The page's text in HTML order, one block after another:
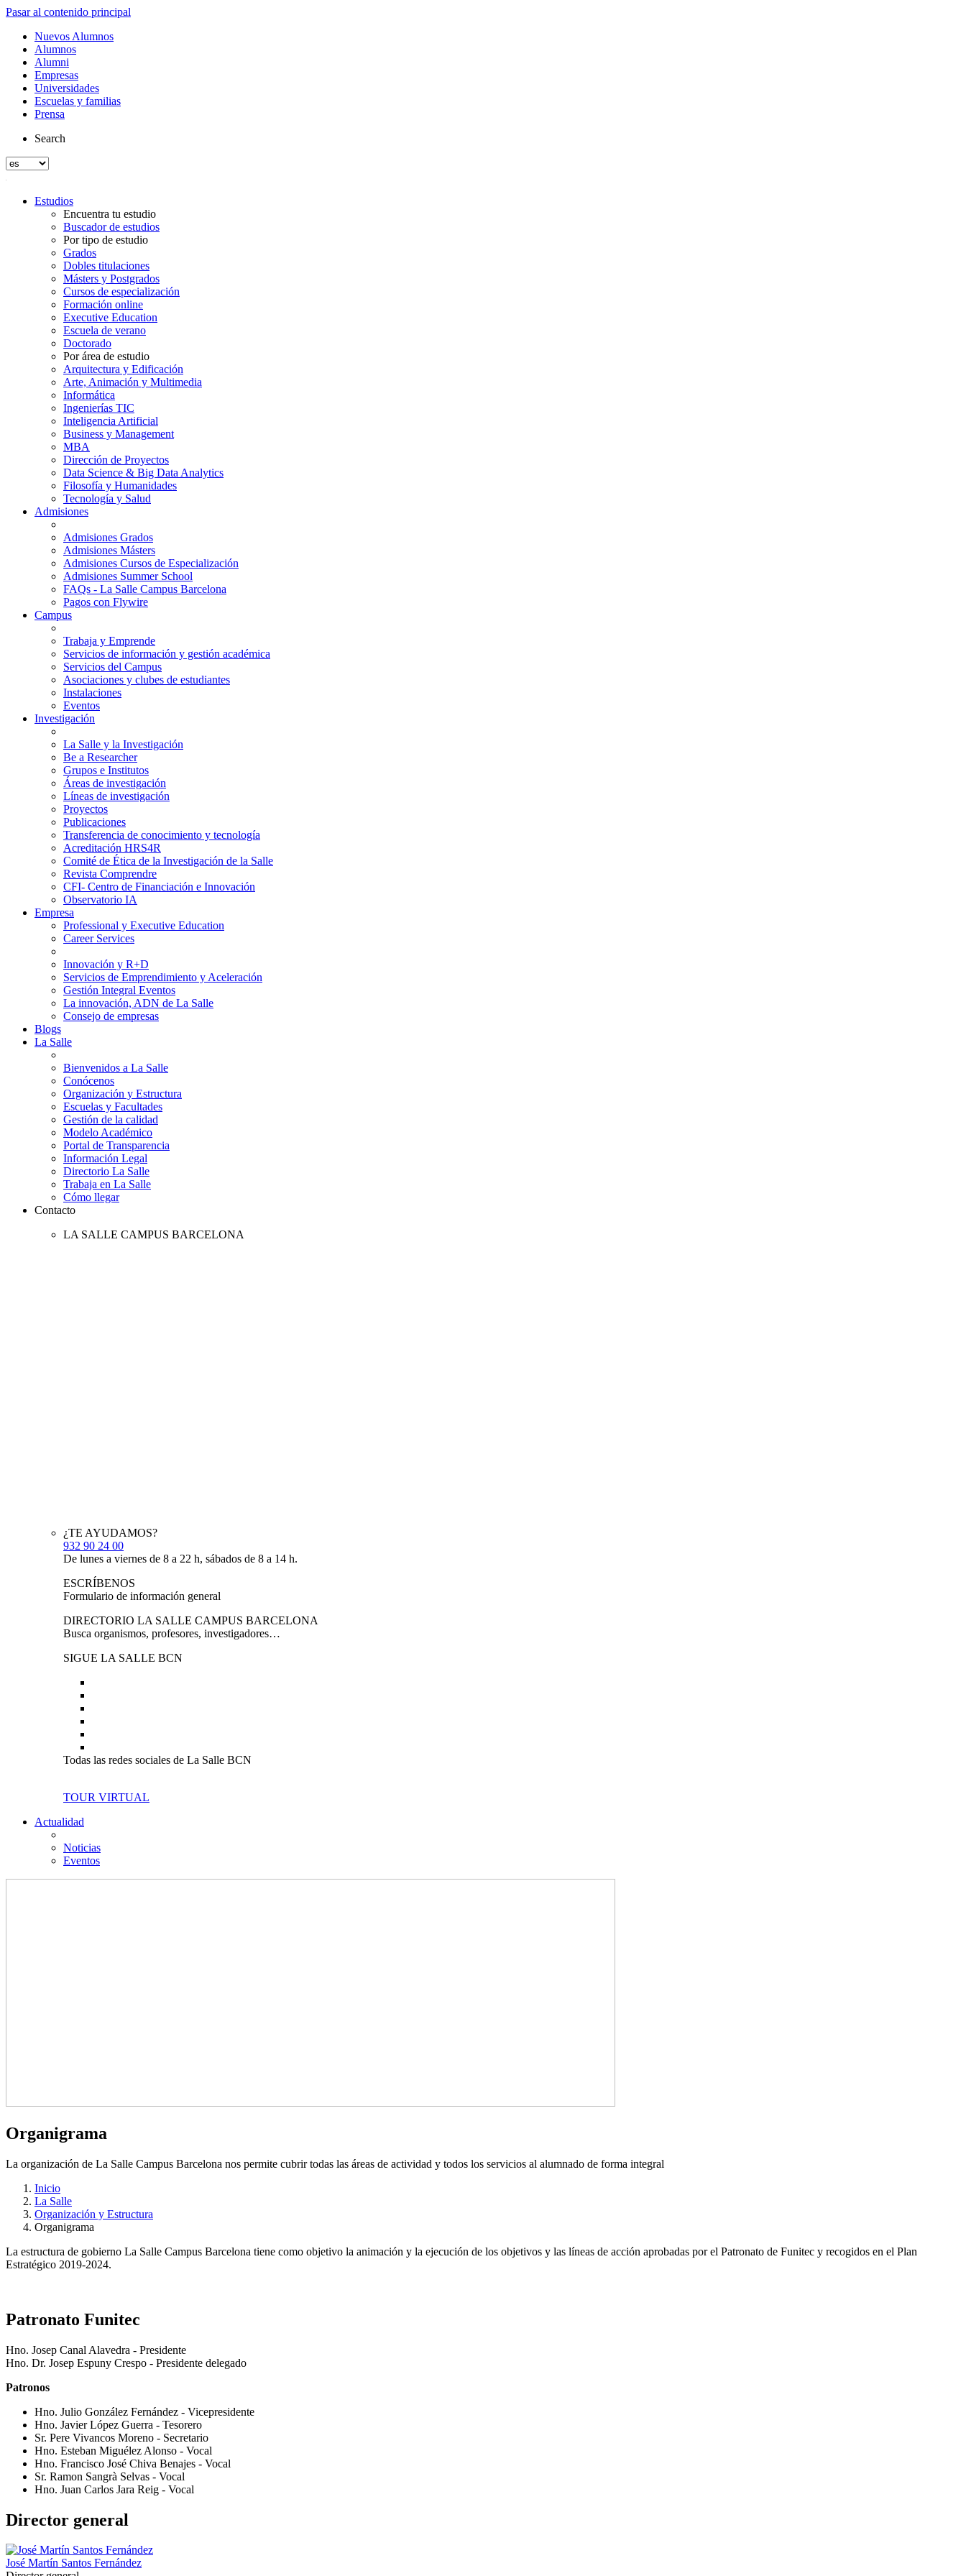
Pasar al contenido principal
Nuevos Alumnos
Alumnos
Alumni
Empresas
Universidades
Escuelas y familias
Prensa
Search
Estudios
Encuentra tu estudio
Buscador de estudios
Por tipo de estudio
Grados
Dobles titulaciones
Másters y Postgrados
Cursos de especialización
Formación online
Executive Education
Escuela de verano
Doctorado
Por área de estudio
Arquitectura y Edificación
Arte, Animación y Multimedia
Informática
Ingenierías TIC
Inteligencia Artificial
Business y Management
MBA
Dirección de Proyectos
Data Science & Big Data Analytics
Filosofía y Humanidades
Tecnología y Salud
Admisiones
Admisiones Grados
Admisiones Másters
Admisiones Cursos de Especialización
Admisiones Summer School
FAQs - La Salle Campus Barcelona
Pagos con Flywire
Campus
Trabaja y Emprende
Servicios de información y gestión académica
Servicios del Campus
Asociaciones y clubes de estudiantes
Instalaciones
Eventos
Investigación
La Salle y la Investigación
Be a Researcher
Grupos e Institutos
Áreas de investigación
Líneas de investigación
Proyectos
Publicaciones
Transferencia de conocimiento y tecnología
Acreditación HRS4R
Comité de Ética de la Investigación de la Salle
Revista Comprendre
CFI- Centro de Financiación e Innovación
Observatorio IA
Empresa
Professional y Executive Education
Career Services
Innovación y R+D
Servicios de Emprendimiento y Aceleración
Gestión Integral Eventos
La innovación, ADN de La Salle
Consejo de empresas
Blogs
La Salle
Bienvenidos a La Salle
Conócenos
Organización y Estructura
Escuelas y Facultades
Gestión de la calidad
Modelo Académico
Portal de Transparencia
Información Legal
Directorio La Salle
Trabaja en La Salle
Cómo llegar
Contacto
LA SALLE CAMPUS BARCELONA
¿TE AYUDAMOS?
932 90 24 00
De lunes a viernes de 8 a 22 h, sábados de 8 a 14 h.
ESCRÍBENOS
Formulario de información general
DIRECTORIO LA SALLE CAMPUS BARCELONA
Busca organismos, profesores, investigadores…
SIGUE LA SALLE BCN
Todas las redes sociales de La Salle BCN
TOUR VIRTUAL
Actualidad
Noticias
Eventos
Organigrama
La organización de La Salle Campus Barcelona nos permite cubrir todas las áreas de actividad y todos los servicios al alumnado de forma integral
Inicio
La Salle
Organización y Estructura
Organigrama
La estructura de gobierno La Salle Campus Barcelona tiene como objetivo la animación y la ejecución de los objetivos y las líneas de acción aprobadas por el Patronato de Funitec y recogidos en el Plan
Estratégico 2019-2024.
Patronato Funitec
Hno. Josep Canal Alavedra - Presidente
Hno. Dr. Josep Espuny Crespo - Presidente delegado
Patronos
Hno. Julio González Fernández - Vicepresidente
Hno. Javier López Guerra - Tesorero
Sr. Pere Vivancos Moreno - Secretario
Hno. Esteban Miguélez Alonso - Vocal
Hno. Francisco José Chiva Benajes - Vocal
Sr. Ramon Sangrà Selvas - Vocal
Hno. Juan Carlos Jara Reig - Vocal
Director general
José Martín Santos Fernández